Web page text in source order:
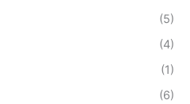
(5)
(4)
(1)
(6)